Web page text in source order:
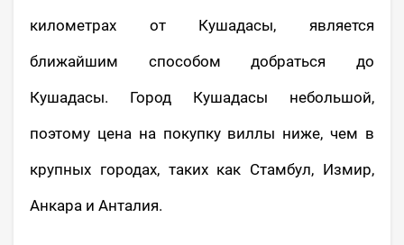
километрах от Кушадасы, является
ближайшим способом добраться до
Кушадасы. Город Кушадасы небольшой,
поэтому цена на покупку виллы ниже, чем в
крупных городах, таких как Стамбул, Измир,
Анкара и Анталия.